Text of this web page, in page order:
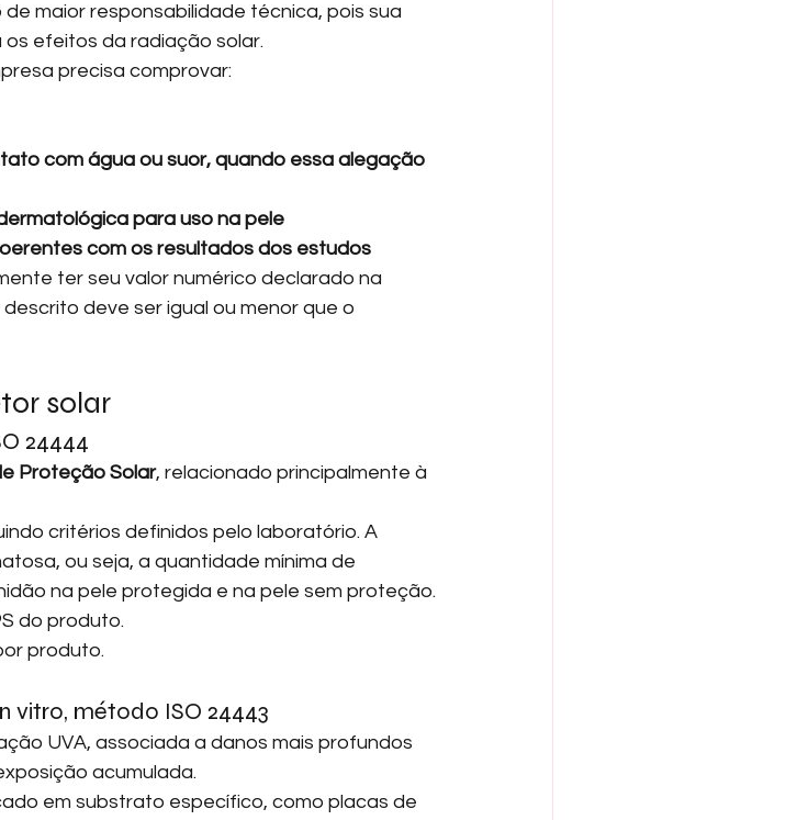
maior responsabilidade técnica, pois sua
efeitos da radiação solar.
precisa comprovar:
com água ou suor, quando essa alegação
para uso na pele
com os resultados dos estudos
ter seu valor numérico declarado na
deve ser igual ou menor que o
solar
24444
Proteção Solar, relacionado principalmente à
critérios definidos pelo laboratório. A
ou seja, a quantidade mínima de
na pele protegida e na pele sem proteção.
do produto.
produto.
vitro, método ISO 24443
UVA, associada a danos mais profundos
acumulada.
em substrato específico, como placas de